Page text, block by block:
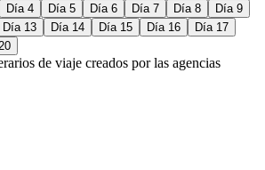
Día 4 Día 5 Día 6 Día 7 Día 8
Día 9
Día 13 Día 14 Día 15 Día 16
Día 17
de viaje creados por las agencias